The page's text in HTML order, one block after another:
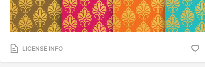
LICENSE INFO